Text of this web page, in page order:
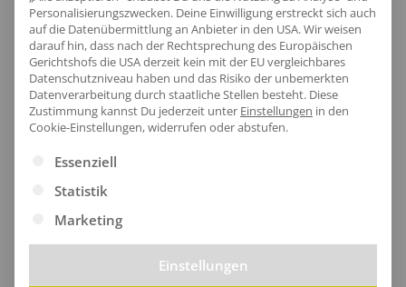
angenehmes Tragegefühl und wird durch das
hochwertige Nackenband aus ringgesponnener
Baumwolle perfekt ergänzt.
Personalisierungszwecken. Deine Einwilligung erstreckt sich auch
auf die Datenübermittlung an Anbieter in den USA. Wir weisen
darauf hin, dass nach der Rechtsprechung des Europäischen
Gerichtshofs die USA derzeit kein mit der EU vergleichbares
Datenschutzniveau haben und das Risiko der unbemerkten
Datenverarbeitung durch staatliche Stellen besteht. Diese
Zustimmung kannst Du jederzeit unter Einstellungen in den
Cookie-Einstellungen, widerrufen oder abstufen.
Es folgt eine Liste der Service-Gruppen, für die eine
Essenziell
Statistik
Marketing
Einstellungen